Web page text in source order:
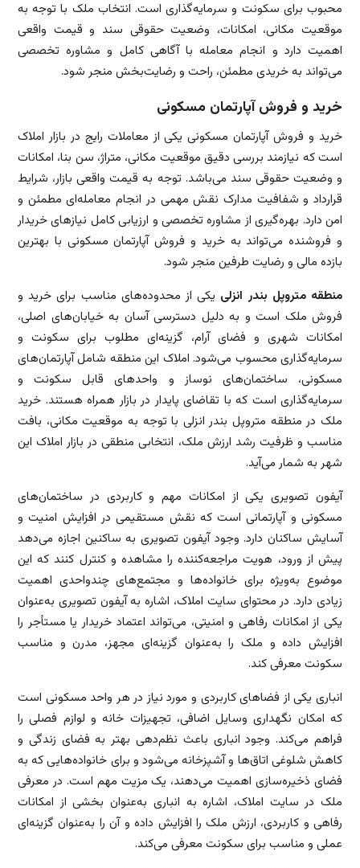
محبوب برای سکونت و سرمایه‌گذاری است. انتخاب ملک با توجه به
موقعیت مکانی، امکانات، وضعیت حقوقی سند و قیمت واقعی
اهمیت دارد و انجام معامله با آگاهی کامل و مشاوره تخصصی
می‌تواند به خریدی مطمئن، راحت و رضایت‌بخش منجر شود.
خرید و فروش آپارتمان مسکونی
خرید و فروش آپارتمان مسکونی یکی از معاملات رایج در بازار املاک
است که نیازمند بررسی دقیق موقعیت مکانی، متراژ، سن بنا، امکانات
و وضعیت حقوقی سند می‌باشد. توجه به قیمت واقعی بازار، شرایط
قرارداد و شفافیت مدارک نقش مهمی در انجام معامله‌ای مطمئن و
امن دارد. بهره‌گیری از مشاوره تخصصی و ارزیابی کامل نیازهای خریدار
و فروشنده می‌تواند به خرید و فروش آپارتمان مسکونی با بهترین
بازده مالی و رضایت طرفین منجر شود.
منطقه متروپل بندر انزلی یکی از محدوده‌های مناسب برای خرید و
فروش ملک است و به دلیل دسترسی آسان به خیابان‌های اصلی،
امکانات شهری و فضای آرام، گزینه‌ای مطلوب برای سکونت و
سرمایه‌گذاری محسوب می‌شود. املاک این منطقه شامل آپارتمان‌های
مسکونی، ساختمان‌های نوساز و واحدهای قابل سکونت و
سرمایه‌گذاری است که با تقاضای پایدار در بازار همراه هستند. خرید
ملک در منطقه متروپل بندر انزلی با توجه به موقعیت مکانی، بافت
مناسب و ظرفیت رشد ارزش ملک، انتخابی منطقی در بازار املاک این
شهر به شمار می‌آید.
آیفون تصویری یکی از امکانات مهم و کاربردی در ساختمان‌های
مسکونی و آپارتمانی است که نقش مستقیمی در افزایش امنیت و
آسایش ساکنان دارد. وجود آیفون تصویری به ساکنین اجازه می‌دهد
پیش از ورود، هویت مراجعه‌کننده را مشاهده و کنترل کنند که این
موضوع به‌ویژه برای خانواده‌ها و مجتمع‌های چندواحدی اهمیت
زیادی دارد. در محتوای سایت املاک، اشاره به آیفون تصویری به‌عنوان
یکی از امکانات رفاهی و امنیتی، می‌تواند اعتماد خریدار یا مستأجر را
افزایش داده و ملک را به‌عنوان گزینه‌ای مجهز، مدرن و مناسب
سکونت معرفی کند.
انباری یکی از فضاهای کاربردی و مورد نیاز در هر واحد مسکونی است
که امکان نگهداری وسایل اضافی، تجهیزات خانه و لوازم فصلی را
فراهم می‌کند. وجود انباری باعث نظم‌دهی بهتر به فضای زندگی و
کاهش شلوغی اتاق‌ها و آشپزخانه می‌شود و برای خانواده‌هایی که به
فضای ذخیره‌سازی اهمیت می‌دهند، یک مزیت مهم است. در معرفی
ملک در سایت املاک، اشاره به انباری به‌عنوان بخشی از امکانات
رفاهی و کاربردی، ارزش ملک را افزایش داده و آن را به‌عنوان گزینه‌ای
عملی و مناسب برای سکونت معرفی می‌کند.